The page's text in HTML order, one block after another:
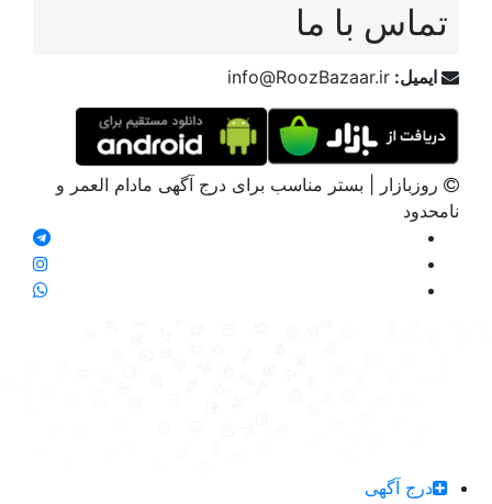
تماس با ما
ایمیل: info@RoozBazaar.ir
روزبازار | بستر مناسب برای درج آگهی مادام العمر و
نامحدود
درج آگهی